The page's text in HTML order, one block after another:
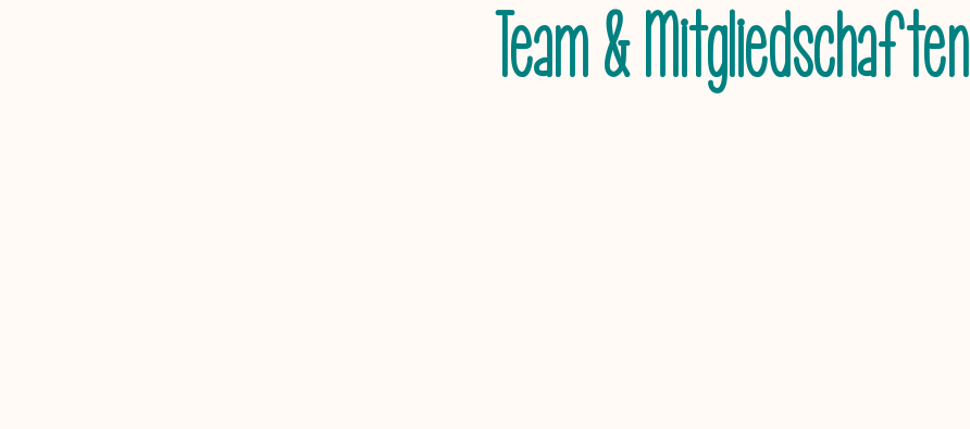
Team & Mitgliedschaften